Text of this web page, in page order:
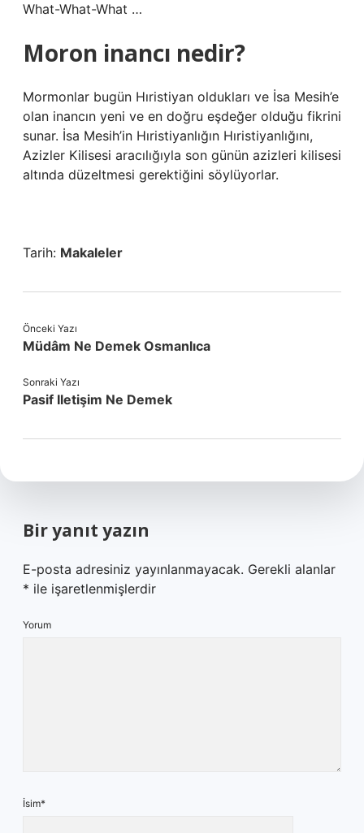
What-What-What …
Moron inancı nedir?
Mormonlar bugün Hıristiyan oldukları ve İsa Mesih’e
olan inancın yeni ve en doğru eşdeğer olduğu fikrini
sunar. İsa Mesih’in Hıristiyanlığın Hıristiyanlığını,
Azizler Kilisesi aracılığıyla son günün azizleri kilisesi
altında düzeltmesi gerektiğini söylüyorlar.
Tarih: Makaleler
Önceki Yazı
Müdâm Ne Demek Osmanlıca
Sonraki Yazı
Pasif Iletişim Ne Demek
Bir yanıt yazın
E-posta adresiniz yayınlanmayacak. Gerekli alanlar
* ile işaretlenmişlerdir
Yorum
İsim*